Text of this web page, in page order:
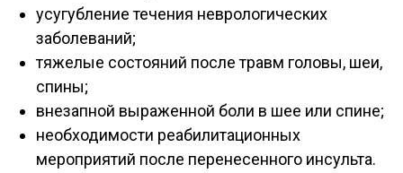
усугубление течения неврологических
заболеваний;
тяжелые состояний после травм головы, шеи,
спины;
внезапной выраженной боли в шее или спине;
необходимости реабилитационных
мероприятий после перенесенного инсульта.